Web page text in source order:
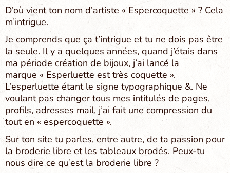
D’où vient ton nom d’artiste « Espercoquette » ? Cela
m’intrigue.
Je comprends que ça t’intrigue et tu ne dois pas être
la seule. Il y a quelques années, quand j’étais dans
ma période création de bijoux, j’ai lancé la
marque « Esperluette est très coquette ».
L’esperluette étant le signe typographique &. Ne
voulant pas changer tous mes intitulés de pages,
profils, adresses mail, j’ai fait une compression du
tout en « espercoquette ».
Sur ton site tu parles, entre autre, de ta passion pour
la broderie libre et les tableaux brodés. Peux-tu
nous dire ce qu’est la broderie libre ?